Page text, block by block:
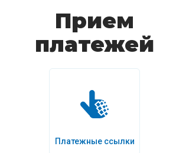
Прием
платежей
Платежные ссылки